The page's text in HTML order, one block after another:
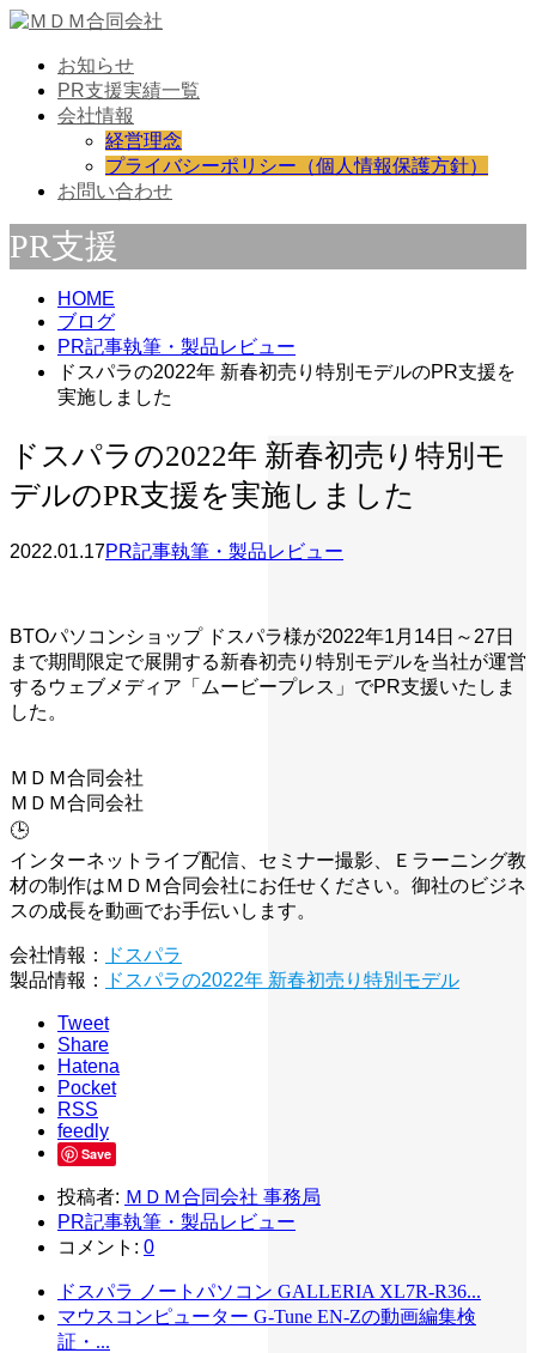
お知らせ
PR支援実績一覧
会社情報
経営理念
プライバシーポリシー（個人情報保護方針）
お問い合わせ
PR支援
HOME
ブログ
PR記事執筆・製品レビュー
ドスパラの2022年 新春初売り特別モデルのPR支援を
実施しました
ドスパラの2022年 新春初売り特別モ
デルのPR支援を実施しました
2022.01.17PR記事執筆・製品レビュー
BTOパソコンショップ ドスパラ様が2022年1月14日～27日
まで期間限定で展開する新春初売り特別モデルを当社が運営
するウェブメディア「ムービープレス」でPR支援いたしま
した。
ＭＤＭ合同会社
ＭＤＭ合同会社
🕒️
インターネットライブ配信、セミナー撮影、Ｅラーニング教
材の制作はＭＤＭ合同会社にお任せください。御社のビジネ
スの成長を動画でお手伝いします。
会社情報：
ドスパラ
製品情報：
ドスパラの2022年 新春初売り特別モデル
Tweet
Share
Hatena
Pocket
RSS
feedly
Save
投稿者: ＭＤＭ合同会社 事務局
PR記事執筆・製品レビュー
コメント: 0
ドスパラ ノートパソコン GALLERIA XL7R-R36...
マウスコンピューター G-Tune EN-Zの動画編集検
証・...